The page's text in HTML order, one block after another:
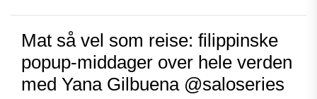
Mat så vel som reise: filippinske
popup-middager over hele verden
med Yana Gilbuena @saloseries